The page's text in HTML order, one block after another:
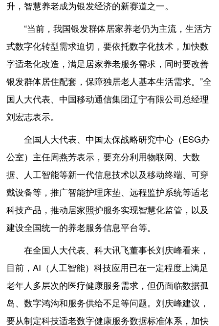
升，智慧养老成为银发经济的新赛道之一。
“当前，我国银发群体居家养老仍为主流，生活方
式数字化转型需求迫切，要依托数字化技术，加快数
字适老化改造，满足居家养老服务需求，同时要改善
银发群体居住配套，保障独居老人基本生活需求。”全
国人大代表、中国移动通信集团辽宁有限公司总经理
刘宏志表示。
全国人大代表、中国太保战略研究中心（ESG办
公室）主任周燕芳表示，要充分利用物联网、大数
据、人工智能等新一代信息技术以及移动终端、可穿
戴设备等，推广智能护理床垫、远程监护系统等适老
科技产品，推动居家照护服务实现智慧化监管，以及
建设全国统一的养老服务信息平台等。
在全国人大代表、科大讯飞董事长刘庆峰看来，
目前，AI（人工智能）科技应用已在一定程度上满足
老年人多层次的医疗健康服务需求，但仍面临数据孤
岛、数字鸿沟和服务供给不足等问题。刘庆峰建议，
要从制定科技适老数字健康服务数据标准体系，加快